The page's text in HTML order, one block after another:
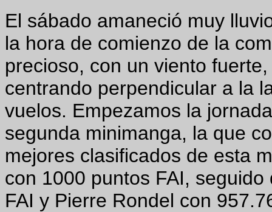
El sábado amaneció muy
la hora de comienzo de la
precioso, con un viento
centrando perpendicular a la
vuelos. Empezamos la
segunda minimanga, la que
mejores clasificados de esta
con 1000 puntos FAI,
FAI y Pierre Rondel con